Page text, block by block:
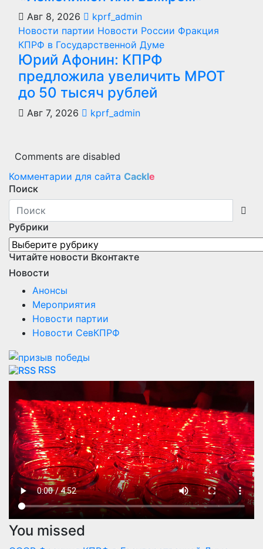
Авг 8, 2026
kprf_admin
Новости партии Новости России Фракция
КПРФ в Государственной Думе
Юрий Афонин: КПРФ
предложила увеличить МРОТ
до 50 тысяч рублей
Авг 7, 2026 kprf_admin
Comments are disabled
Комментарии для сайта Cackle
Поиск
Рубрики
Рубрики
Читайте новости Вконтакте
Новости
Анонсы
Мероприятия
Новости партии
Новости СевКПРФ
RSS
You missed